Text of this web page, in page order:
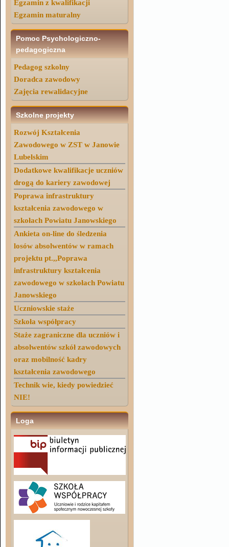
Egzamin z kwalifikacji
Egzamin maturalny
Pomoc Psychologiczno-
pedagogiczna
Pedagog szkolny
Doradca zawodowy
Zajęcia rewalidacyjne
Szkolne projekty
Rozwój Kształcenia
Zawodowego w ZST w Janowie
Lubelskim
Dodatkowe kwalifikacje uczniów
drogą do kariery zawodowej
Poprawa infrastruktury
kształcenia zawodowego w
szkołach Powiatu Janowskiego
Ankieta on-line do śledzenia
losów absolwentów w ramach
projektu pt.,,Poprawa
infrastruktury kształcenia
zawodowego w szkołach Powiatu
Janowskiego
Uczniowskie staże
Szkoła współpracy
Staże zagraniczne dla uczniów i
absolwentów szkół zawodowych
oraz mobilność kadry
kształcenia zawodowego
Technik wie, kiedy powiedzieć
NIE!
Loga